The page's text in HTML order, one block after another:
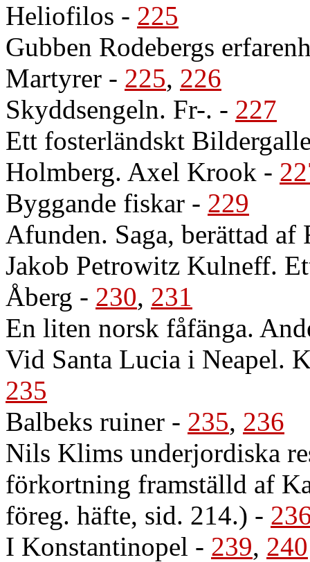
Heliofilos - 225
Gubben Rodebergs
Martyrer - 225, 226
Skyddsengeln. Fr-. - 227
Ett fosterländskt
Holmberg. Axel Krook -
Byggande fiskar - 229
Afunden. Saga, berättad af
Jakob Petrowitz Kulneff.
Åberg - 230, 231
En liten norsk fåfänga.
Vid Santa Lucia i Neapel.
235
Balbeks ruiner - 235, 236
Nils Klims underjordiska
förkortning framställd af
föreg. häfte, sid. 214.) -
I Konstantinopel - 239, 240